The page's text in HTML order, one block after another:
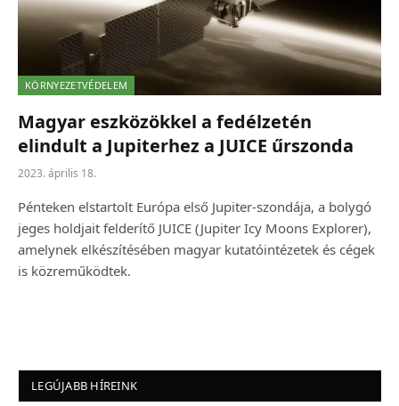
KÖRNYEZETVÉDELEM
Magyar eszközökkel a fedélzetén
elindult a Jupiterhez a JUICE űrszonda
2023. április 18.
Pénteken elstartolt Európa első Jupiter-szondája, a bolygó
jeges holdjait felderítő JUICE (Jupiter Icy Moons Explorer),
amelynek elkészítésében magyar kutatóintézetek és cégek
is közreműködtek.
LEGÚJABB HÍREINK